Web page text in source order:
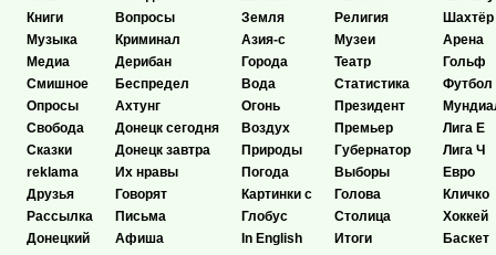
Книги
Музыка
Медиа
Смишное
Опросы
Свобода
Сказки
reklama
Друзья
Рассылка
Донецкий
Вопросы
Криминал
Дерибан
Беспредел
Ахтунг
Донецк сегодня
Донецк завтра
Их нравы
Говорят
Письма
Афиша
Земля
Азия-с
Города
Вода
Огонь
Воздух
Природы
Погода
Картинки с
Глобус
In English
Религия
Музеи
Театр
Статистика
Президент
Премьер
Губернатор
Выборы
Голова
Столица
Итоги
Шахтёр
Арена
Гольф
Футбол
Лига Е
Лига Ч
Евро
Кличко
Хоккей
Баскет